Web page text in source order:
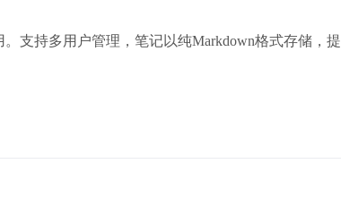
支持多用户管理，笔记以纯Markdown格式存储，提